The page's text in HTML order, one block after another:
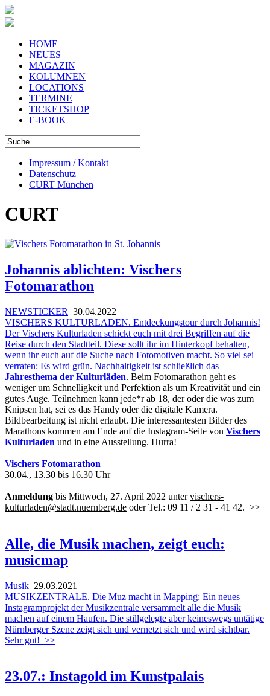
HOME
NEUES
MAGAZIN
KOLUMNEN
LOCATIONS
TERMINE
TICKETSHOP
E-BOOK
Impressum / Kontakt
Datenschutz
CURT München
CURT
Johannis ablichten: Vischers
Fotomarathon
NEWSTICKER 30.04.2022
VISCHERS KULTURLADEN. Entdeckungstour durch Johannis!
Der Vischers Kulturladen schickt euch mit drei Begriffen auf die
Reise durch den Stadtteil. Diese sollt ihr im Hinterkopf behalten,
wenn ihr euch auf die Suche nach Fotomotiven macht. So viel sei
verraten: Es wird grün. Nachhaltigkeit ist schließlich das
Jahresthema der Kulturläden. Beim Fotomarathon geht es
weniger um Schnelligkeit und Perfektion als um Kreativität und ein
gutes Auge. Teilnehmen kann jede*r ab 18, der oder die was zum
Knipsen hat, sei es das Handy oder die digitale Kamera.
Bildbearbeitung ist nicht erlaubt. Die interessantesten Bilder des
Marathons kommen am Ende auf die Instagram-Seite von Vischers
Kulturladen und in eine Ausstellung. Hurra!
Vischers Fotomarathon
30.04., 13.30 bis 16.30 Uhr
Anmeldung bis Mittwoch, 27. April 2022 untervischers-
kulturladen@stadt.nuernberg.de oder Tel.: 09 11 / 2 31 - 41 42. >>
Alle, die Musik machen, zeigt euch:
musicmap
Musik 29.03.2021
MUSIKZENTRALE. Die Muz macht in Mapping: Ein neues
Instagramprojekt der Musikzentrale versammelt alle die Musik
machen auf einem Haufen. Die stillgelegte aber keineswegs untätige
Nürnberger Szene zeigt sich und vernetzt sich und wird sichtbar.
Sehr gut! >>
23.07.: Instagold im Kunstpalais